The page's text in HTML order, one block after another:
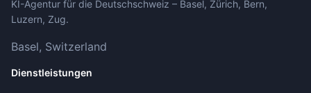
KI-Agentur für die Deutschschweiz – Basel, Zürich, Bern,
Luzern, Zug.
Basel, Switzerland
Dienstleistungen